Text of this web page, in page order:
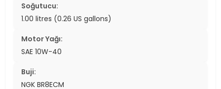
Soğutucu:
1.00 litres (0.26 US gallons)
Motor Yağı:
SAE 10W-40
Buji:
NGK BR8ECM